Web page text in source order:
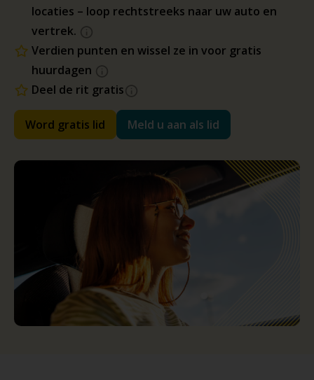
locaties – loop rechtstreeks naar uw auto en
vertrek.
Verdien punten en wissel ze in voor gratis
huurdagen
Deel de rit gratis
Word gratis lid Meld u aan als lid